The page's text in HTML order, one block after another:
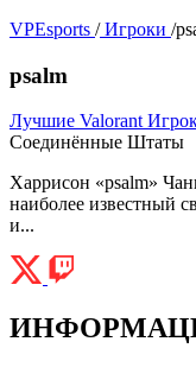
VPEsports / Игроки /
psalm
Лучшие Valorant
Соединённые Штаты
Харрисон «psalm»
наиболее известный
и...